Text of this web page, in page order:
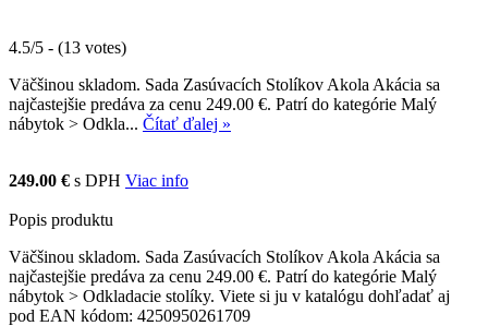
4.5/5 - (13 votes)
Väčšinou skladom. Sada Zasúvacích Stolíkov Akola Akácia sa
najčastejšie predáva za cenu 249.00 €. Patrí do kategórie Malý
nábytok > Odkla... Čítať ďalej »
249.00 € s DPH Viac info
Popis produktu
Väčšinou skladom. Sada Zasúvacích Stolíkov Akola Akácia sa
najčastejšie predáva za cenu 249.00 €. Patrí do kategórie Malý
nábytok > Odkladacie stolíky. Viete si ju v katalógu dohľadať aj
pod EAN kódom: 4250950261709